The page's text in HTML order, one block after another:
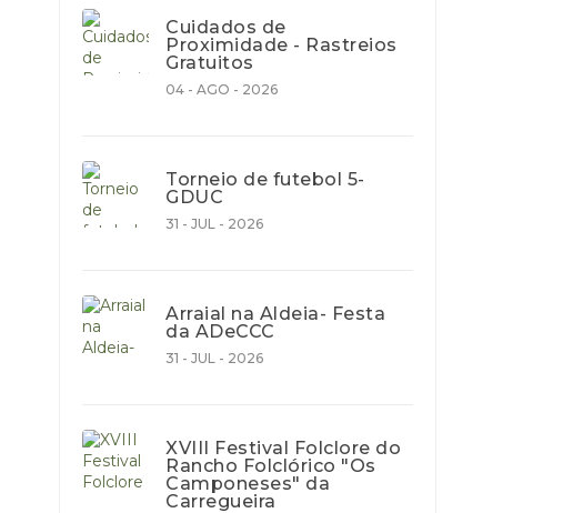
Cuidados de
Proximidade - Rastreios
Gratuitos
04 - AGO - 2026
Torneio de futebol 5-
GDUC
31 - JUL - 2026
Arraial na Aldeia- Festa
da ADeCCC
31 - JUL - 2026
XVIII Festival Folclore do
Rancho Folclórico "Os
Camponeses" da
Carregueira